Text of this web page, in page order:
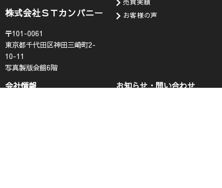
株式会社ＳＴカンパニー
〒101-0061
東京都千代田区神田三崎町2-
10-11
写真製版会館6階
お客様の声
会社情報 お知らせ・問い合わせ